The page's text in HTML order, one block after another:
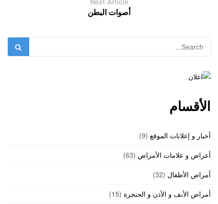
أصوات البطن
الأقسام
أخبار و إعلانات الموقع (9)
أعراض و علامات الأمراض (63)
أمراض الأطفال (32)
أمراض الأنف و الأذن و الحنجرة (15)